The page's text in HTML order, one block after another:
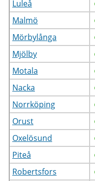
Luleå
Malmö
Mörbylånga
Mjölby
Motala
Nacka
Norrköping
Orust
Oxelösund
Piteå
Robertsfors